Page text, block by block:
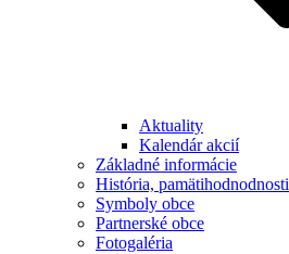
Aktuality
Kalendár akcií
Základné informácie
História, pamätihodnodnosti
Symboly obce
Partnerské obce
Fotogaléria